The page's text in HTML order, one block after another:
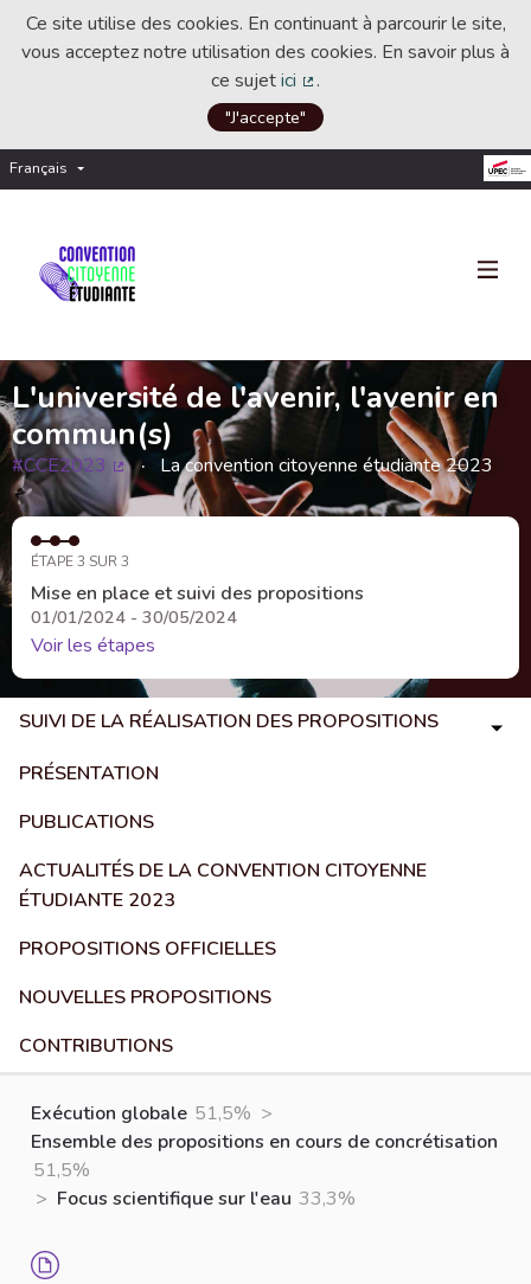
Ce site utilise des cookies. En continuant à parcourir le site,
vous acceptez notre utilisation des cookies. En savoir plus à
ce sujetici
(Lien externe)
.
"J'accepte"
Français Choisir la langue
L'université de l'avenir, l'avenir en
commun(s)
#CCE2023
(Lien externe)
La convention citoyenne étudiante 2023
ÉTAPE 3 SUR 3
Mise en place et suivi des propositions
01/01/2024 - 30/05/2024
Voir les étapes
SUIVI DE LA RÉALISATION DES PROPOSITIONS
PRÉSENTATION
PUBLICATIONS
ACTUALITÉS DE LA CONVENTION CITOYENNE
ÉTUDIANTE 2023
PROPOSITIONS OFFICIELLES
NOUVELLES PROPOSITIONS
CONTRIBUTIONS
Exécution globale 51,5% >
Ensemble des propositions en cours de concrétisation
51,5%
> Focus scientifique sur l'eau 33,3%